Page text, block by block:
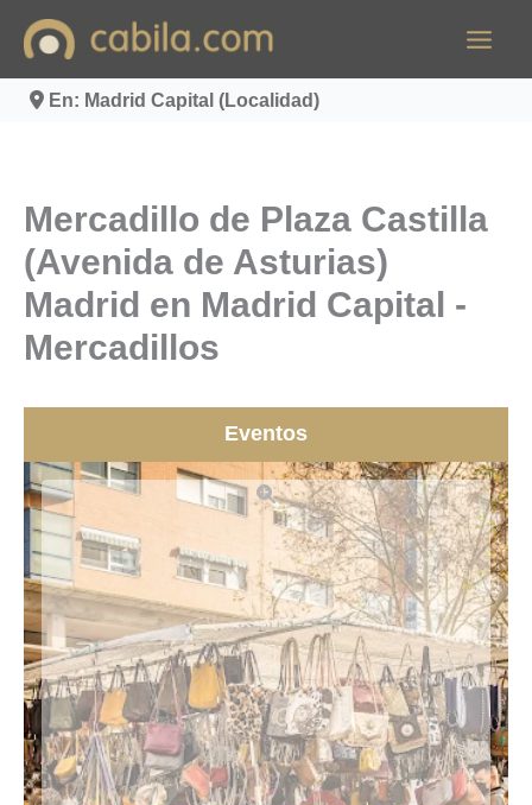
contenido
En: Madrid Capital (Localidad)
Mercadillo de Plaza Castilla
(Avenida de Asturias)
Madrid en Madrid Capital -
Mercadillos
Eventos